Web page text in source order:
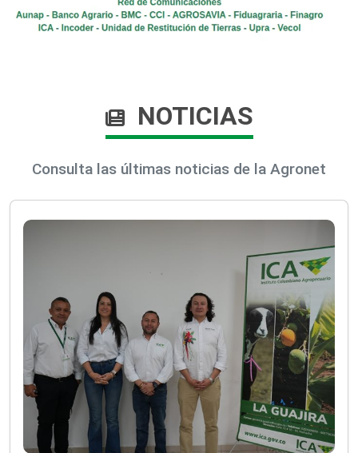
NOTICIAS
Consulta las últimas noticias de la Agronet